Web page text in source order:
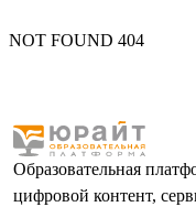
NOT FOUND 404
Образовательная
цифровой контент,